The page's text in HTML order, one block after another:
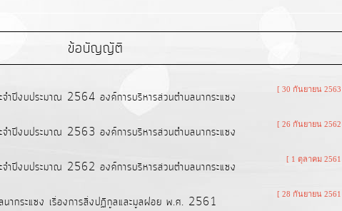
ข้อบัญญัติ
ปีงบประมาณ 2564 องค์การบริหารส่วนตำบลนากระแซง
[ 30 กันยายน
ปีงบประมาณ 2563 องค์การบริหารส่วนตำบลนากระแซง
[ 26 กันยายน
ปีงบประมาณ 2562 องค์การบริหารส่วนตำบลนากระแซง
[ 1 ตุลาคม
ากระแซง เรื่องการสิ่งปฏิกูลและมูลฝอย พ.ศ. 2561
[ 28 กันยายน